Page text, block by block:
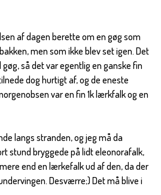
af dagen berette om en gøg som
men som ikke blev set igen. Det
så det var egentlig en ganske fin
dog hurtigt af, og de eneste
var en fin 1k lærkfalk og en
langs stranden, og jeg må da
stund bryggede på lidt eleonorafalk,
end en lærkefalk ud af den, da der
Desværre;) Det må blive i